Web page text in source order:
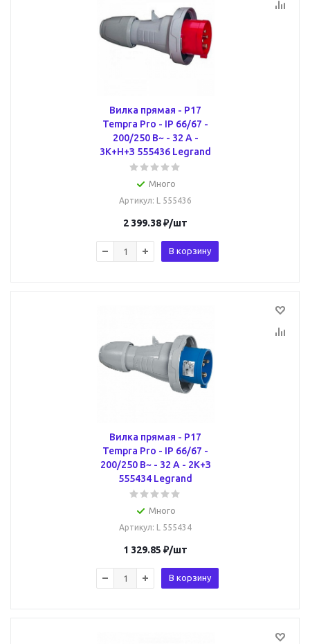
Вилка прямая - P17
Tempra Pro - IP 66/67 -
200/250 В~ - 32 A -
3К+Н+З 555436 Legrand
Много
Артикул: L 555436
2 399.38₽/шт
В корзину
Вилка прямая - P17
Tempra Pro - IP 66/67 -
200/250 В~ - 32 A - 2К+З
555434 Legrand
Много
Артикул: L 555434
1 329.85 ₽/шт
В корзину